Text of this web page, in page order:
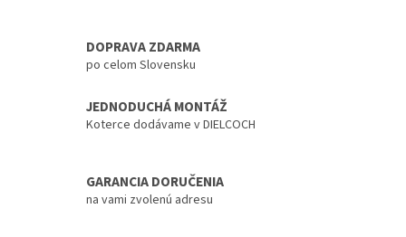
DOPRAVA ZDARMA
po celom Slovensku
JEDNODUCHÁ MONTÁŽ
Koterce dodávame v DIELCOCH
GARANCIA DORUČENIA
na vami zvolenú adresu